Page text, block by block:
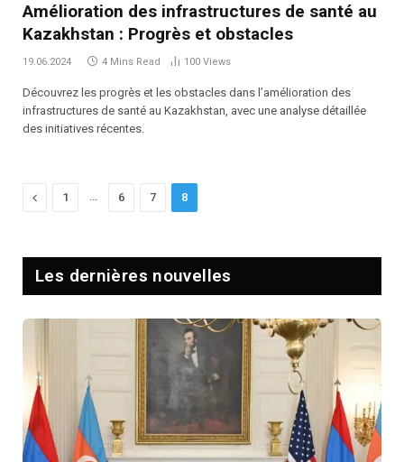
Amélioration des infrastructures de santé au
Kazakhstan : Progrès et obstacles
19.06.2024 4 Mins Read 100 Views
Découvrez les progrès et les obstacles dans l’amélioration des
infrastructures de santé au Kazakhstan, avec une analyse détaillée
des initiatives récentes.
Previous
1 … 6 7 8
Les dernières nouvelles